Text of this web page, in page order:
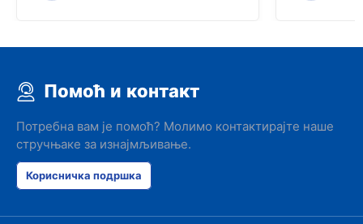
check the
like. I've
Помоћ и контакт
Потребна вам је помоћ? Молимо контактирајте наше
стручњаке за изнајмљивање.
Корисничка подршка